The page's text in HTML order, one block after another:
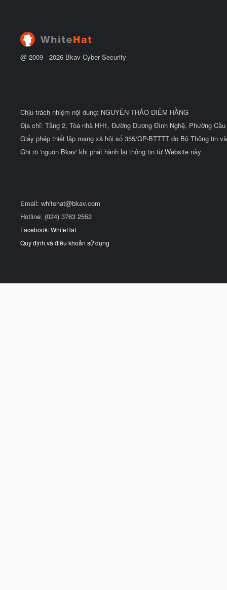
@ 2009 - 2026 Bkav Cyber Security
Chịu trách nhiệm nội dung: NGUYỄN THẢO DIỄM HẰNG
Địa chỉ: Tầng 2, Tòa nhà HH1, Đường Dương Đình Nghệ, Phường
Giấy phép thiết lập mạng xã hội số 355/GP-BTTTT do Bộ Thông tin
Ghi rõ 'nguồn Bkav' khi phát hành lại thông tin từ Website này
Email: whitehat@bkav.com
Hotline: (024) 3763 2552
Facebook: WhiteHat
Quy định và điều khoản sử dụng